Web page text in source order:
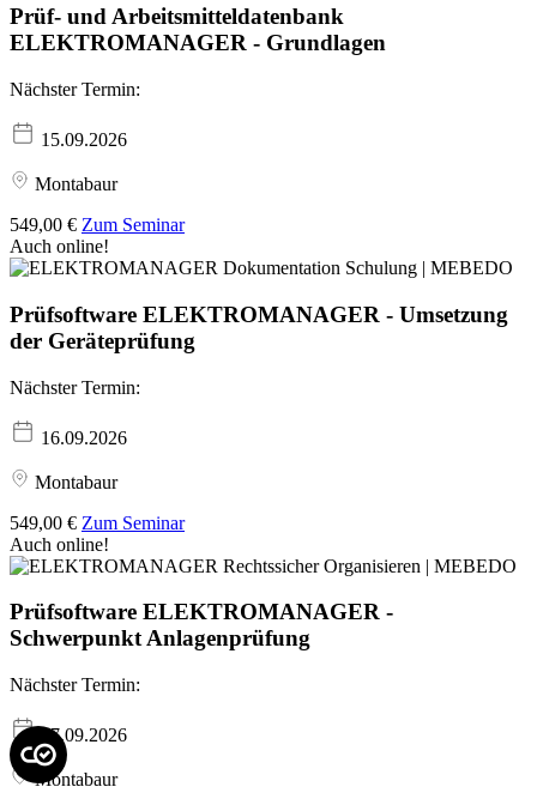
Prüf- und Arbeitsmitteldatenbank
ELEKTROMANAGER - Grundlagen
Nächster Termin:
15.09.2026
Montabaur
549,00 € Zum Seminar
Auch online!
Prüfsoftware ELEKTROMANAGER - Umsetzung
der Geräteprüfung
Nächster Termin:
16.09.2026
Montabaur
549,00 € Zum Seminar
Auch online!
Prüfsoftware ELEKTROMANAGER -
Schwerpunkt Anlagenprüfung
Nächster Termin:
17.09.2026
Montabaur